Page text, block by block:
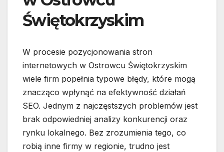
Świętokrzyskim
W procesie pozycjonowania stron
internetowych w Ostrowcu Świętokrzyskim
wiele firm popełnia typowe błędy, które mogą
znacząco wpłynąć na efektywność działań
SEO. Jednym z najczęstszych problemów jest
brak odpowiedniej analizy konkurencji oraz
rynku lokalnego. Bez zrozumienia tego, co
robią inne firmy w regionie, trudno jest